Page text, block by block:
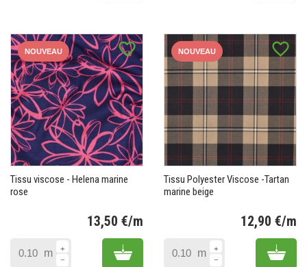
favorite_border
NOUVEAU
Tissu viscose - Helena marine
rose
13,50 €/m
m Add to cart
favorite_border
NOUVEAU
Tissu Polyester Viscose -Tartan
marine beige
12,90 €/m
m Add